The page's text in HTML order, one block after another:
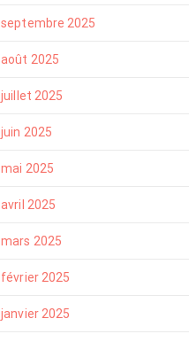
septembre 2025
août 2025
juillet 2025
juin 2025
mai 2025
avril 2025
mars 2025
février 2025
janvier 2025